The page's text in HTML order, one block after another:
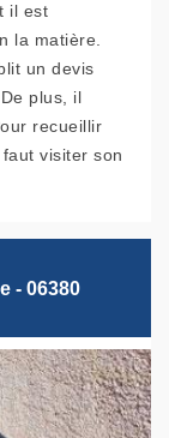
il est
la matière.
un devis
plus, il
recueillir
visiter son
- 06380